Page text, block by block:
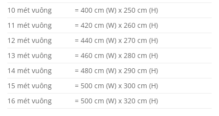
10 mét vuông
= 400 cm (W) x 250 cm (H)
11 mét vuông
= 420 cm (W) x 260 cm (H)
12 mét vuông
= 440 cm (W) x 270 cm (H)
13 mét vuông
= 460 cm (W) x 280 cm (H)
14 mét vuông
= 480 cm (W) x 290 cm (H)
15 mét vuông
= 500 cm (W) x 300 cm (H)
16 mét vuông
= 500 cm (W) x 320 cm (H)